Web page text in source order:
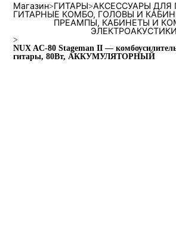
Магазин>ГИТАРЫ>АКСЕССУАРЫ ДЛЯ
ГИТАРНЫЕ КОМБО, ГОЛОВЫ И
ПРЕАМПЫ, КАБИНЕТЫ И
ЭЛЕКТРОАКУСТИКИ
>
NUX AC-80 Stageman II —
гитары, 80Вт, АККУМУЛЯТОРНЫЙ